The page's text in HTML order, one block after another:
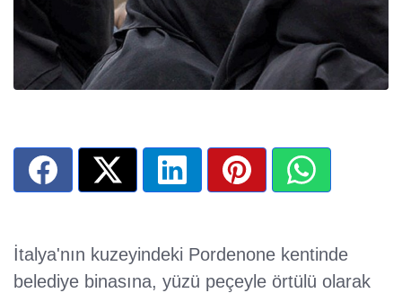
İtalya'nın kuzeyindeki Pordenone kentinde
belediye binasına, yüzü peçeyle örtülü olarak